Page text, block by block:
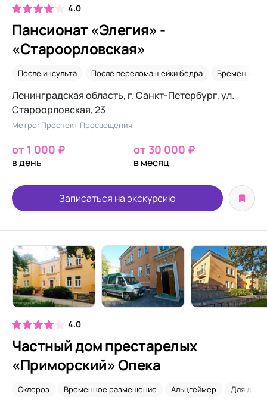
4.0
Пансионат «Элегия» -
«Староорловская»
После инсульта После перелома шейки бедра Временное
Ленинградская область, г. Санкт-Петербург, ул.
Староорловская, 23
Метро: Проспект Просвещения
от 1 000 ₽
в день
от 30 000 ₽
в месяц
Записаться на экскурсию
4.0
Частный дом престарелых
«Приморский» Опека
Склероз Временное размещение Альцгеймер Для